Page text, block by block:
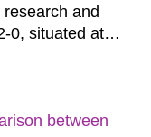
and
0, situated at
for the
Treaty.
between